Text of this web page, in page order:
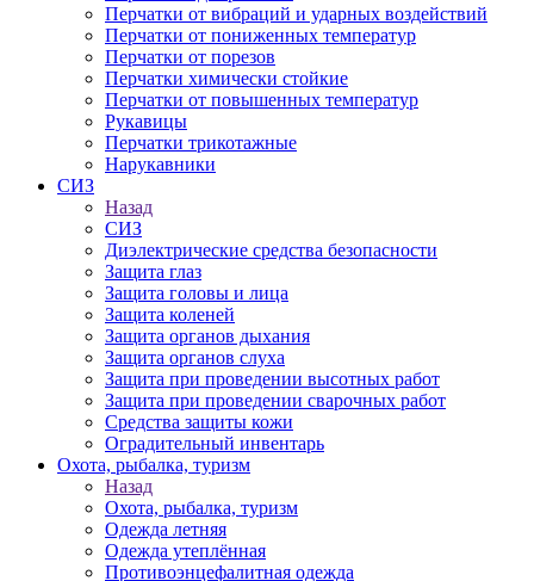
Перчатки от вибраций и ударных воздействий
Перчатки от пониженных температур
Перчатки от порезов
Перчатки химически стойкие
Перчатки от повышенных температур
Рукавицы
Перчатки трикотажные
Нарукавники
СИЗ
Назад
СИЗ
Диэлектрические средства безопасности
Защита глаз
Защита головы и лица
Защита коленей
Защита органов дыхания
Защита органов слуха
Защита при проведении высотных работ
Защита при проведении сварочных работ
Средства защиты кожи
Оградительный инвентарь
Охота, рыбалка, туризм
Назад
Охота, рыбалка, туризм
Одежда летняя
Одежда утеплённая
Противоэнцефалитная одежда